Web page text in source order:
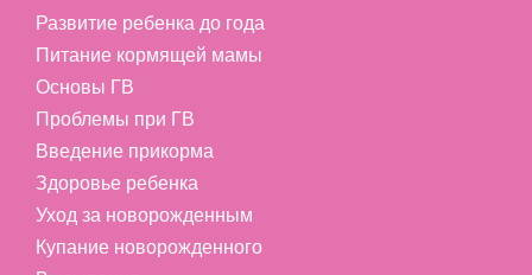
Развитие ребенка до года
Питание кормящей мамы
Основы ГВ
Проблемы при ГВ
Введение прикорма
Здоровье ребенка
Уход за новорожденным
Купание новорожденного